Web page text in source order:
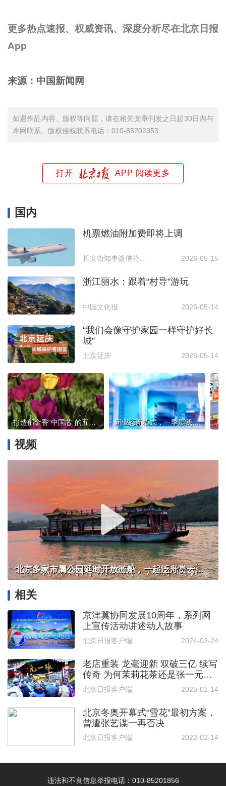
更多热点速报、权威资讯、深度分析尽在北京日报
App
来源：中国新闻网
如遇作品内容、版权等问题，请在相关文章刊发之日起30日内与
本网联系。版权侵权联系电话：010-85202353
打开 APP 阅读更多
国内
机票燃油附加费即将上调
长安街知事微信公众号 2026-05-15
浙江丽水：跟着“村导”游玩
中国文化报 2026-05-14
“我们会像守护家园一样守护好长
城”
北京延庆 2026-05-14
打造郁金香“中国芯”的五家渠实践 新业态新模式，一季度我国智能消费设备制造增速明显
视频
北京多家市属公园延时开放游船，一起泛舟赏云霞！
相关
京津冀协同发展10周年，系列网
上宣传活动讲述动人故事
北京日报客户端 2024-02-24
老店重装 龙毫迎新 双破三亿 续写
传奇 为何茉莉花茶还是张一元的
香
北京日报客户端 2025-01-14
北京冬奥开幕式“雪花”最初方案，
曾遭张艺谋一再否决
北京日报客户端 2022-02-14
违法和不良信息举报电话：010-85201856